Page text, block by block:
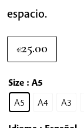
espacio.
€25.00
Size : A5
A5
A4 A3